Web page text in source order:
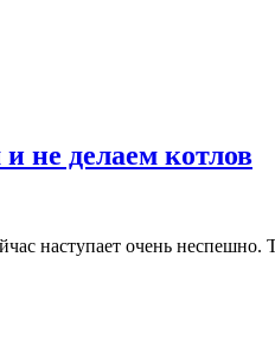
не делаем котлов
наступает очень неспешно.